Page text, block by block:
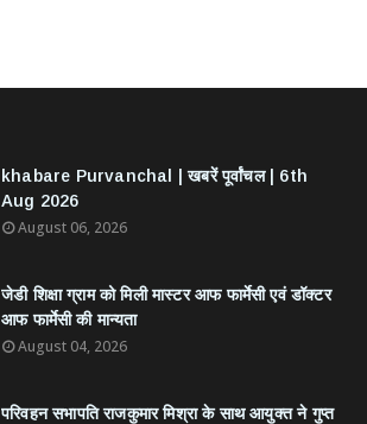
khabare Purvanchal | खबरें पूर्वांचल | 6th
Aug 2026
August 06, 2026
जेडी शिक्षा ग्राम को मिली मास्टर आफ फार्मेसी एवं डॉक्टर
आफ फार्मेसी की मान्यता
August 04, 2026
परिवहन सभापति राजकुमार मिश्रा के साथ आयुक्त ने गुप्त